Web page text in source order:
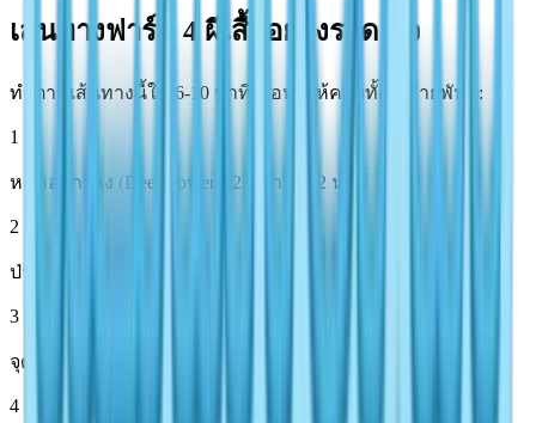
เส้นทางฟาร์ม 4 ผีเสื้ออย่างรวดเร็ว
ทำตามเส้นทางนี้ใน 6-10 นาทีเพื่อหาให้ครบทั้ง 4 สายพันธุ์:
1
หอคอยกวาง (Deer Tower) (2 สีฟ้า) → 2 นาที
2
ป่าแพนด้า (Panda Forest) (สีชมพู) → 1 นาที
3
จุดกระโดดทะเลสาบป่า (Forest Lake) (สีม่วง) → 3 นาที
4